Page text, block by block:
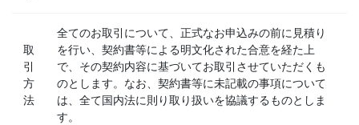
取
引
方
法
全てのお取引について、正式なお申込みの前に見積り
を行い、契約書等による明文化された合意を経た上
で、その契約内容に基づいてお取引させていただくも
のとします。なお、契約書等に未記載の事項について
は、全て国内法に則り取り扱いを協議するものとしま
す。